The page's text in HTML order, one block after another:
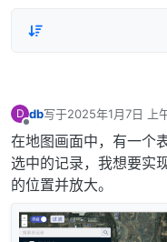
D
离线
db写于2025年1月7日 上
最后由 编辑
在地图画面中，有一个
选中的记录，我想要实
的位置并放大。